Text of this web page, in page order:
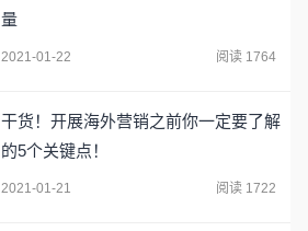
量
2021-01-22 阅读 1764
干货！开展海外营销之前你一定要了解
的5个关键点！
2021-01-21 阅读 1722